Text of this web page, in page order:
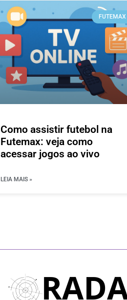
FUTEMAX
Como assistir futebol na
Futemax: veja como
acessar jogos ao vivo
LEIA MAIS »